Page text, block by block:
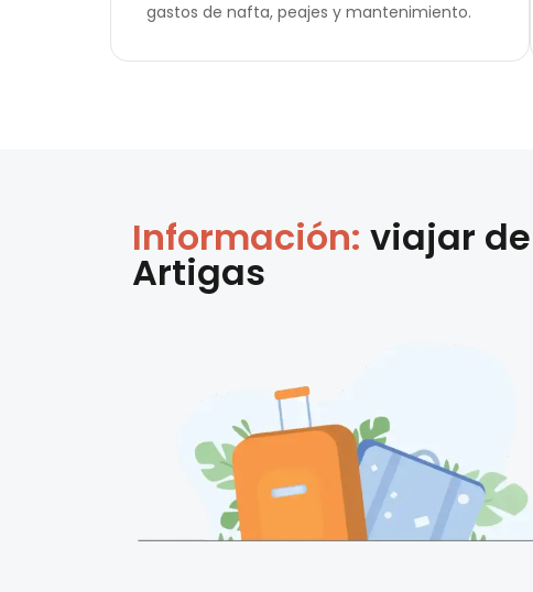
gastos de nafta, peajes y mantenimiento.
Información: viajar de
Artigas